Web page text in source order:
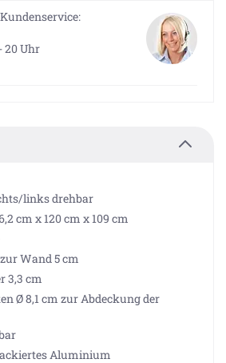
20 Uhr
links drehbar
cm x 120 cm x 109 cm
Wand 5 cm
3,3 cm
Ø 8,1 cm zur Abdeckung der
Aluminium